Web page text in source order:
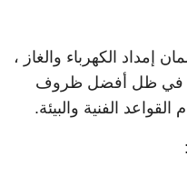
إمداد الكهرباء والغاز ،
، في ظل أفضل ظروف
الفنية والبيئة.